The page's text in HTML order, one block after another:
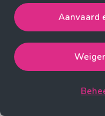
noodzakelijke,
cookies.
de strict
Weiger advertentie
Aanvaard